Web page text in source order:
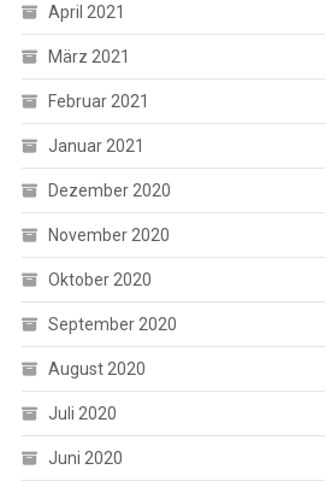
April 2021
März 2021
Februar 2021
Januar 2021
Dezember 2020
November 2020
Oktober 2020
September 2020
August 2020
Juli 2020
Juni 2020